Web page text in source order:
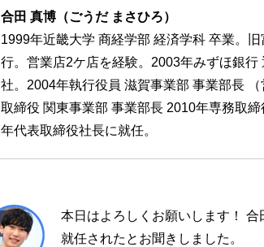
合田 真博（ごうだ まさひろ）
1999年近畿大学 商経学部 経済学科 卒業。
行。営業店2ケ店を経験。2003年みずほ銀
社。2004年執行役員 滋賀事業部 事業部長
取締役 関東事業部 事業部長 2010年専務取
年代表取締役社長に就任。
本日はよろしくお願いします！
就任されたとお聞きしました。